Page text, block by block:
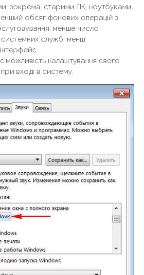
зокрема, старими ПК, ноутбуками,
обсяг фонових операцій з
менше число
служб, менш
можливість налаштування свого
вході в систему.